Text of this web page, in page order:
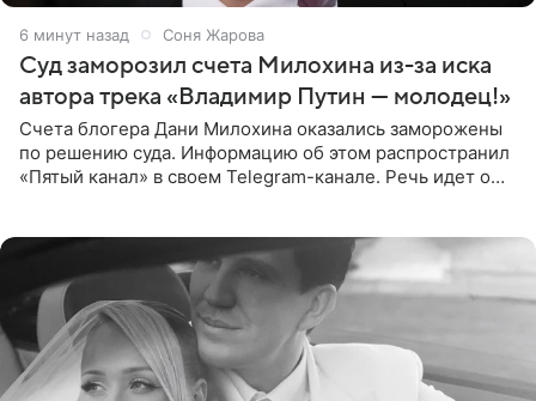
6 минут назад Соня Жарова
Суд заморозил счета Милохина из-за иска
автора трека «Владимир Путин — молодец!»
Счета блогера Дани Милохина оказались заморожены
по решению суда. Информацию об этом распространил
«Пятый канал» в своем Telegram-канале. Речь идет о